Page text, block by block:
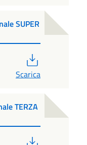
SUPER
Scarica
TERZA